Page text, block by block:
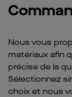
Nous vous
matériaux afin
précise de la
Sélectionnez
choix et nous